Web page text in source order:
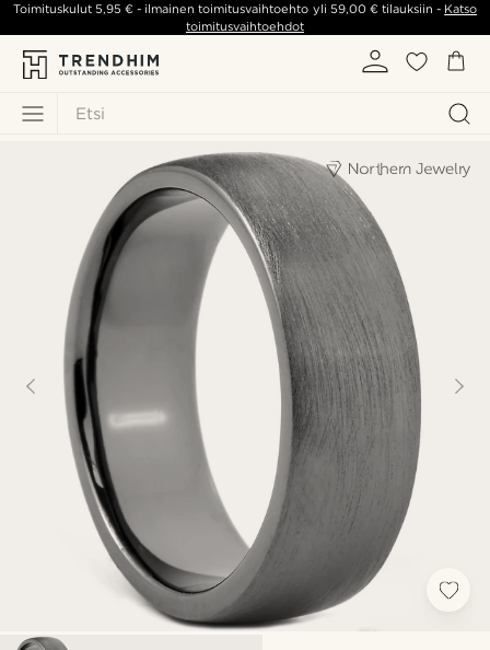
Etsi
Toimituskulut5,95 € - ilmainen toimitusvaihtoehto yli 59,00 €tilauksiin - Katso
toimitusvaihtoehdot